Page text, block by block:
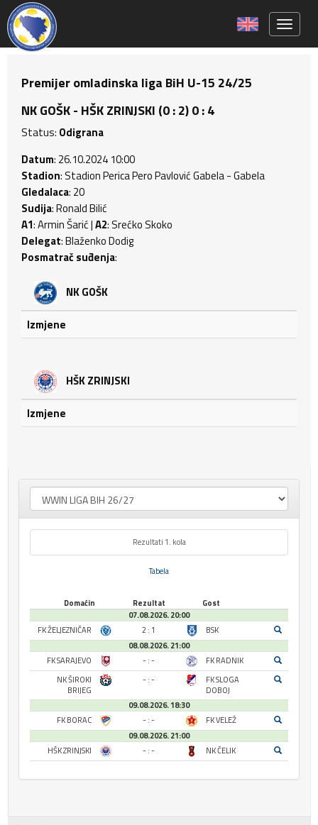
Premijer omladinska liga BiH U-15 24/25
NK GOŠK - HŠK ZRINJSKI (0 : 2) 0 : 4
Status: Odigrana
Datum: 26.10.2024 10:00
Stadion: Stadion Perica Pero Pavlović Gabela - Gabela
Gledalaca: 20
Sudija: Ronald Bilić
A1: Armin Šarić |A2: Srećko Skoko
Delegat: Blaženko Dodig
Posmatrač suđenja:
NK GOŠK
Izmjene
HŠK ZRINJSKI
Izmjene
Rezultati 1. kola
Tabela
Domaćin Rezultat
Gost
07.08.2026. 20:00
FK ŽELJEZNIČAR
2 : 1
BSK
08.08.2026. 21:00
FK SARAJEVO
- : -
FK RADNIK
NK ŠIROKI
BRIJEG
- : -
FK SLOGA
DOBOJ
09.08.2026. 18:30
FK BORAC
- : -
FK VELEŽ
09.08.2026. 21:00
HŠK ZRINJSKI
- : - NK ČELIK